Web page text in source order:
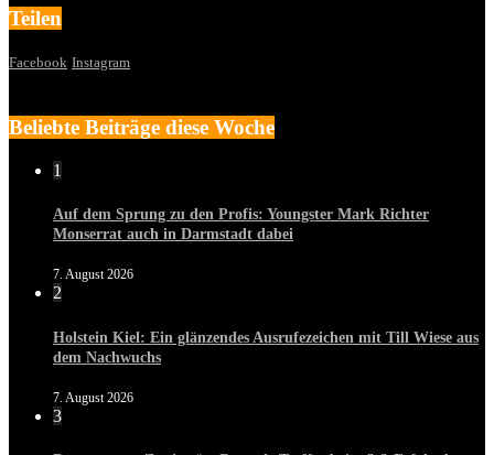
Teilen
Facebook Instagram
Beliebte Beiträge diese Woche
1
Auf dem Sprung zu den Profis: Youngster Mark Richter
Monserrat auch in Darmstadt dabei
7. August 2026
2
Holstein Kiel: Ein glänzendes Ausrufezeichen mit Till Wiese aus
dem Nachwuchs
7. August 2026
3